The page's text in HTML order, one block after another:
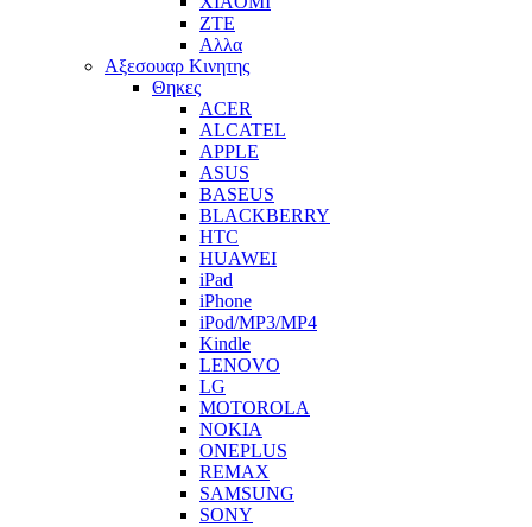
ZTE
Αλλα
Αξεσουαρ Κινητης
Θηκες
ACER
ALCATEL
APPLE
ASUS
BASEUS
BLACKBERRY
HTC
HUAWEI
iPad
iPhone
iPod/MP3/MP4
Kindle
LENOVO
LG
MOTOROLA
NOKIA
ONEPLUS
REMAX
SAMSUNG
SONY